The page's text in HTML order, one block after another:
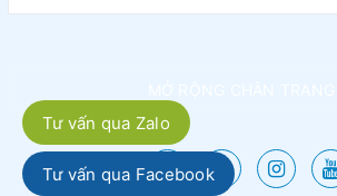
Tư vấn qua Zalo
Tư vấn qua Facebook